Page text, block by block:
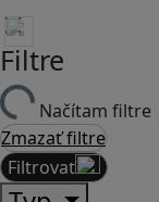
Filtre
Načítam filtre
Zmazať filtre
Filtrovať